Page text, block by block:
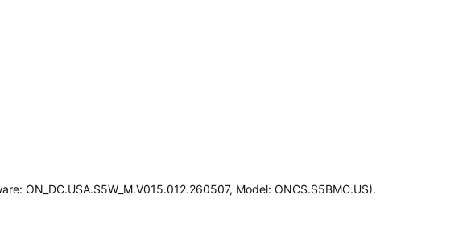
ON_DC.USA.S5W_M.V015.012.260507, Model: ONCS.S5BMC.US).